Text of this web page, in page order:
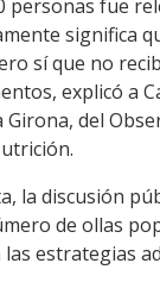
personas fue
significa
sí que no
explicó a
Girona, del
la discusión
de ollas
estrategias